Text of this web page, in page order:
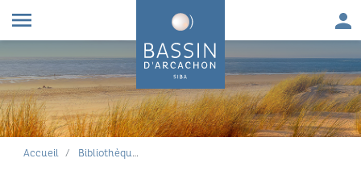
menu
FIL D'ARIANE
Accueil Bibliothèque environnementale